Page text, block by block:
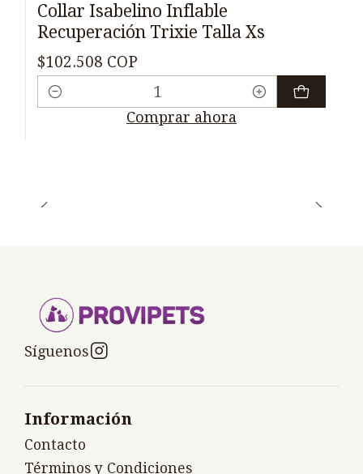
Collar Isabelino Inflable
Recuperación Trixie Talla Xs
$102.508 COP
Cantidad
Comprar ahora
Síguenos
Información
Contacto
Términos y Condiciones